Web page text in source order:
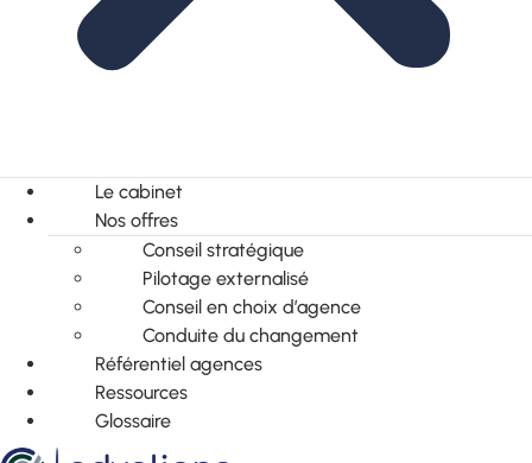
Le cabinet
Nos offres
Conseil stratégique
Pilotage externalisé
Conseil en choix d’agence
Conduite du changement
Référentiel agences
Ressources
Glossaire